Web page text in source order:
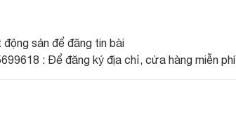
sản để đăng tin bài
: Để đăng ký địa chỉ, cửa hàng miễn phí